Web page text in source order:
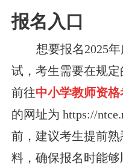
报名入口
想要报名2025
试，考生需要在规
前往中小学教师资格
的网址为 https://
前，建议考生提前
料，确保报名时能够